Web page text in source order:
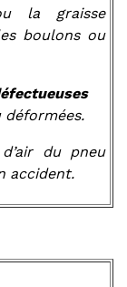
la graisse
boulons ou
déformées.
du pneu
accident.